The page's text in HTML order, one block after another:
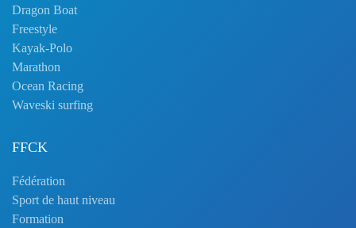
Dragon Boat
Freestyle
Kayak-Polo
Marathon
Ocean Racing
Waveski surfing
FFCK
Fédération
Sport de haut niveau
Formation